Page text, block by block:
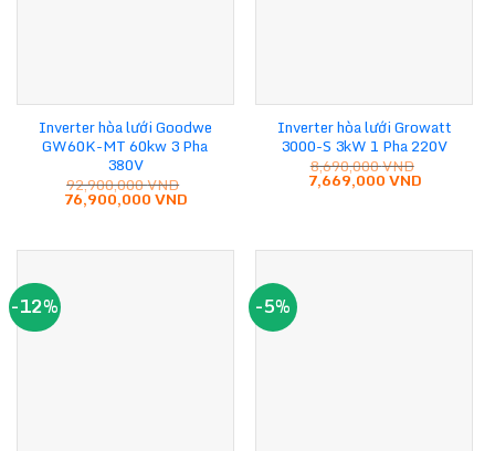
Inverter hòa lưới Goodwe
GW60K-MT 60kw 3 Pha
380V
92,900,000VND
Giá
gốc
76,900,000VNDGiá
76,900,000 VND.
Inverter hòa lưới Growatt
3000-S 3kW 1 Pha 220V
8,690,000VND
Giá
gốc
7,669,000VNDGiá
-12% -5%